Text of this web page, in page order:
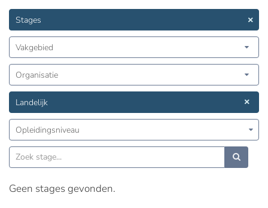
Stages
Vakgebied
Organisatie
Landelijk
Opleidingsniveau
Geen stages gevonden.